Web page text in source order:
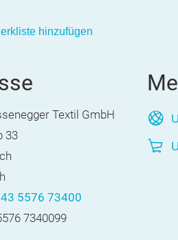
hinzufügen
Textil GmbH
33
5576 73400
7340099